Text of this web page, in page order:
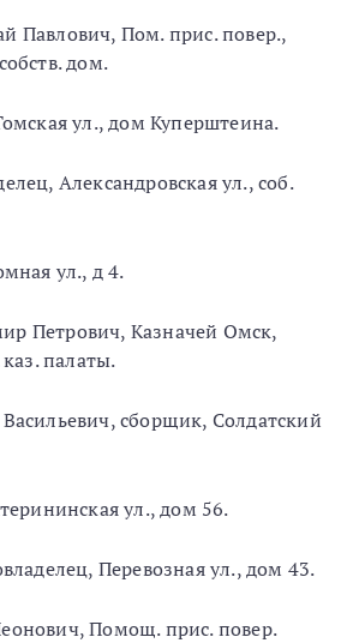
Павлович, Пом. прис. повер.,
дом.
ул., дом Куперштеина.
Александровская ул., соб.
ул., д 4.
Петрович, Казначей Омск,
палаты.
сборщик, Солдатский
ул., дом 56.
Перевозная ул., дом 43.
Помощ. прис. повер.